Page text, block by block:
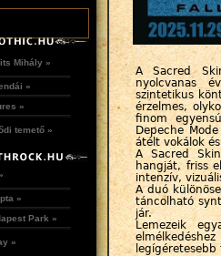
A Sacred
nyolcvanas
szintetikus
érzelmes,
finom
Depeche
átélt vokálok
A Sacred
hangját, friss
intenzív,
A duó
táncolható
jár.
Lemezeik
legígéretesebb
Mihály »
»
»
temető »
»
Park »
»